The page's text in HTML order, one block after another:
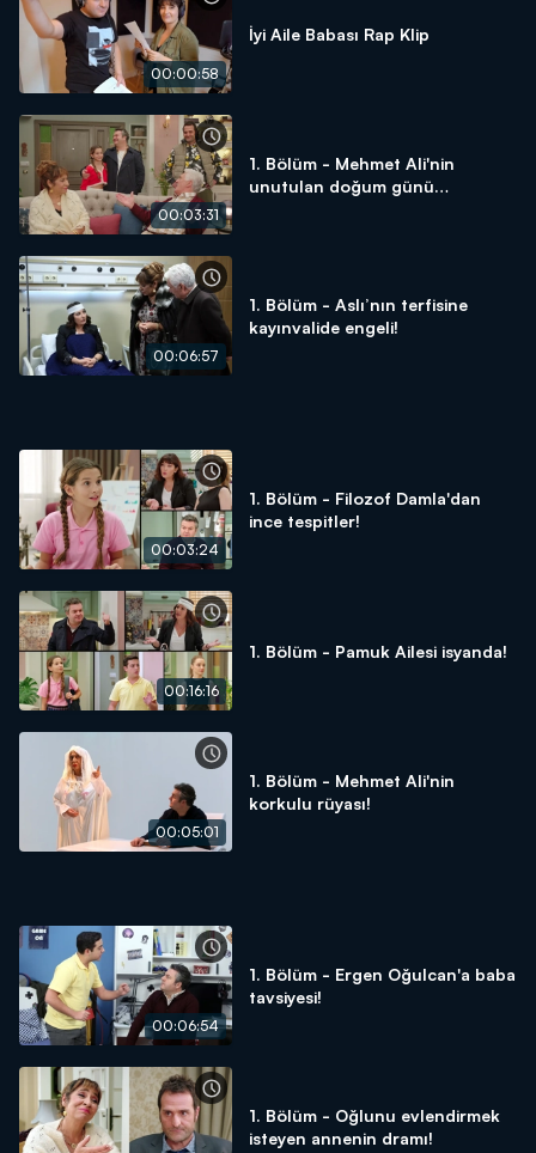
00:00:58
İyi Aile Babası Rap Klip
00:03:31
1. Bölüm - Mehmet Ali'nin
unutulan doğum günü
00:06:57
1. Bölüm - Aslı’nın terfisine
kayınvalide engeli!
00:03:24
1. Bölüm - Filozof Damla'dan
ince tespitler!
00:16:16
1. Bölüm - Pamuk Ailesi isyanda!
00:05:01
1. Bölüm - Mehmet Ali'nin
korkulu rüyası!
00:06:54
1. Bölüm - Ergen Oğulcan'a baba
tavsiyesi!
1. Bölüm - Oğlunu evlendirmek
isteyen annenin dramı!